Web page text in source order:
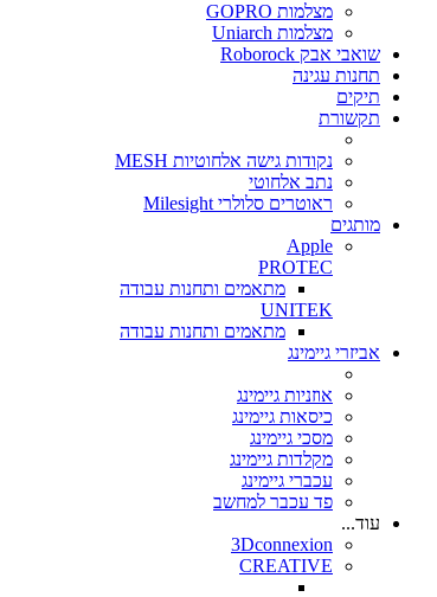
מצלמות GOPRO
מצלמות Uniarch
שואבי אבק Roborock
תחנות עגינה
תיקים
תקשורת
נקודות גישה אלחוטיות MESH
נתב אלחוטי
ראוטרים סלולרי Milesight
מותגים
Apple
PROTEC
מתאמים ותחנות עבודה
UNITEK
מתאמים ותחנות עבודה
אביזרי גיימינג
אוזניות גיימינג
כיסאות גיימינג
מסכי גיימינג
מקלדות גיימינג
עכברי גיימינג
פד עכבר למחשב
עוד...
3Dconnexion
CREATIVE